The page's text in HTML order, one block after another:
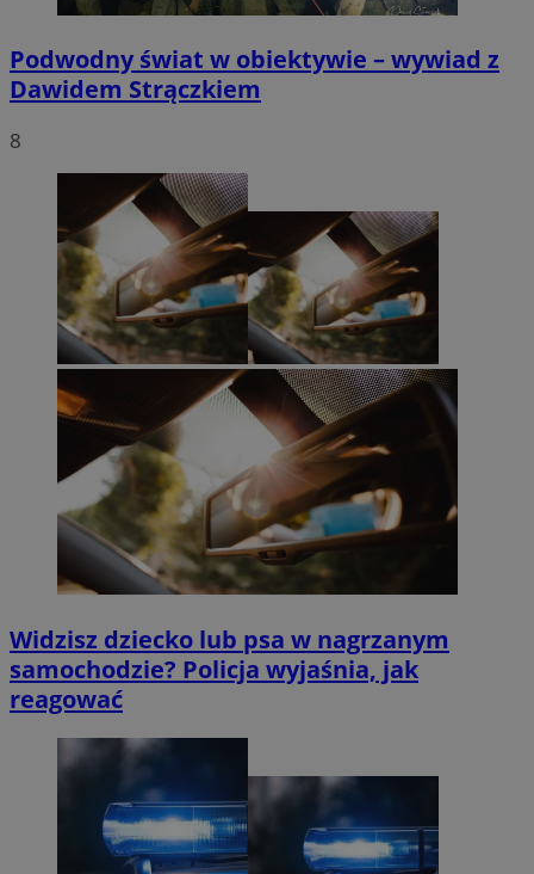
Podwodny świat w obiektywie – wywiad z
Dawidem Strączkiem
8
Widzisz dziecko lub psa w nagrzanym
samochodzie? Policja wyjaśnia, jak
reagować